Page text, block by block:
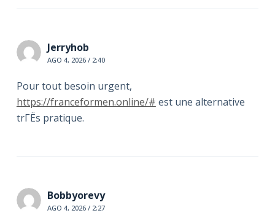
Jerryhob
AGO 4, 2026 / 2:40
Pour tout besoin urgent,
https://franceformen.online/# est une alternative
trГЁs pratique.
Bobbyorevy
AGO 4, 2026 / 2:27